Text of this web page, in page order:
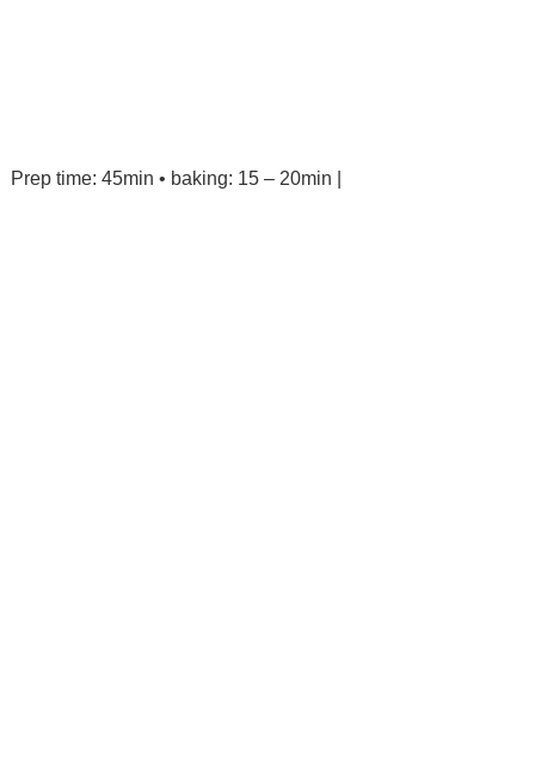
Prep time: 45min • baking: 15 – 20min |